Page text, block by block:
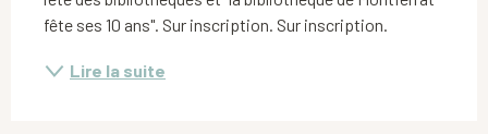
fête ses 10 ans". Sur inscription. Sur inscription.
Lire la suite